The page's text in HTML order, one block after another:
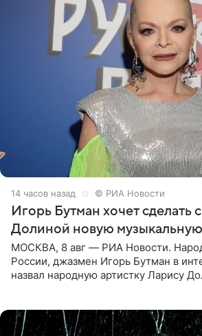
14 часов назад © РИА Новости
Игорь Бутман хочет сделать
Долиной новую
МОСКВА, 8 авг — РИА Новости.
России, джазмен Игорь Бутман в
назвал народную артистку Ларису